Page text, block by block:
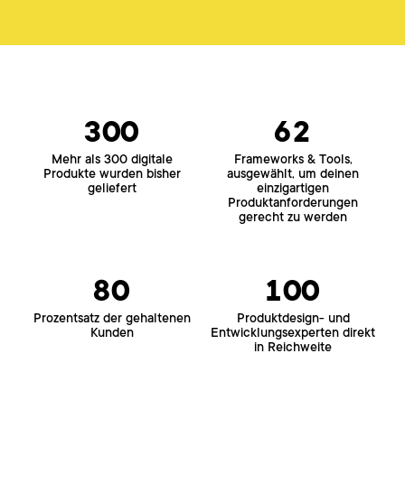
300
Mehr als 300 digitale
Produkte wurden bisher
geliefert
62
Frameworks & Tools,
ausgewählt, um deinen
einzigartigen
Produktanforderungen
gerecht zu werden
80
Prozentsatz der gehaltenen
Kunden
100
Produktdesign- und
Entwicklungsexperten direkt
in Reichweite